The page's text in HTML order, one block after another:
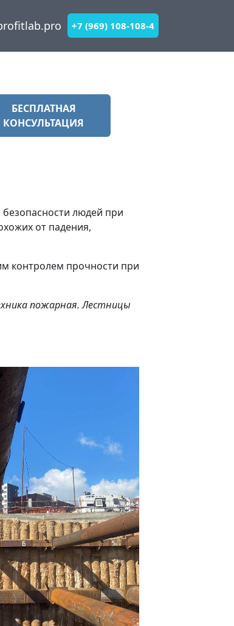
+7 (969) 108-108-4
БЕСПЛАТНАЯ
КОНСУЛЬТАЦИЯ
людей при
от падения,
контролем прочности при
пожарная. Лестницы